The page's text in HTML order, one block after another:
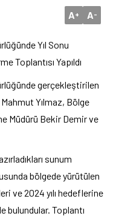
A+ A-
Yıl Sonu
Toplantısı Yapıldı
gerçekleştirilen
Yılmaz, Bölge
Müdürü Bekir Demir ve
sunum
bölgede yürütülen
ve 2024 yılı hedeflerine
bulundular. Toplantı